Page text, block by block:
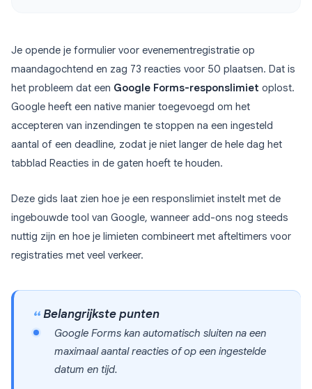
Je opende je formulier voor evenementregistratie op
maandagochtend en zag 73 reacties voor 50 plaatsen. Dat is
het probleem dat een Google Forms-responslimiet oplost.
Google heeft een native manier toegevoegd om het
accepteren van inzendingen te stoppen na een ingesteld
aantal of een deadline, zodat je niet langer de hele dag het
tabblad Reacties in de gaten hoeft te houden.
Deze gids laat zien hoe je een responslimiet instelt met de
ingebouwde tool van Google, wanneer add-ons nog steeds
nuttig zijn en hoe je limieten combineert met afteltimers voor
registraties met veel verkeer.
Belangrijkste punten
Google Forms kan automatisch sluiten na een
maximaal aantal reacties of op een ingestelde
datum en tijd.